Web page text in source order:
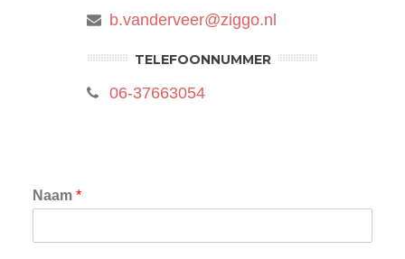
b.vanderveer@ziggo.nl
TELEFOONNUMMER
06-37663054
Naam *